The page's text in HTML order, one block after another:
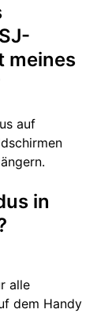
meines
auf
in
alle
dem Handy